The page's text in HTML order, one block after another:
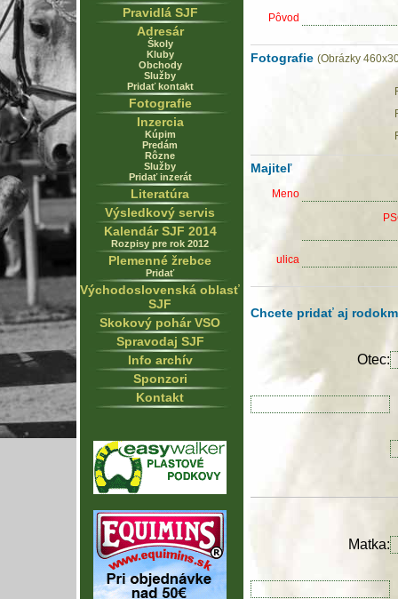
Pravidlá SJF
Adresár
Školy
Kluby
Obchody
Služby
Pridať kontakt
Fotografie
Inzercia
Kúpim
Predám
Rôzne
Služby
Pridať inzerát
Literatúra
Výsledkový servis
Kalendár SJF 2014
Rozpisy pre rok 2012
Plemenné žrebce
Pridať
Východoslovenská oblasť
SJF
Skokový pohár VSO
Spravodaj SJF
Info archív
Sponzori
Kontakt
Pôvod
Fotografie (Obrázky
Majiteľ
Meno
ulica
Chcete pridať aj
Otec:
Matka: